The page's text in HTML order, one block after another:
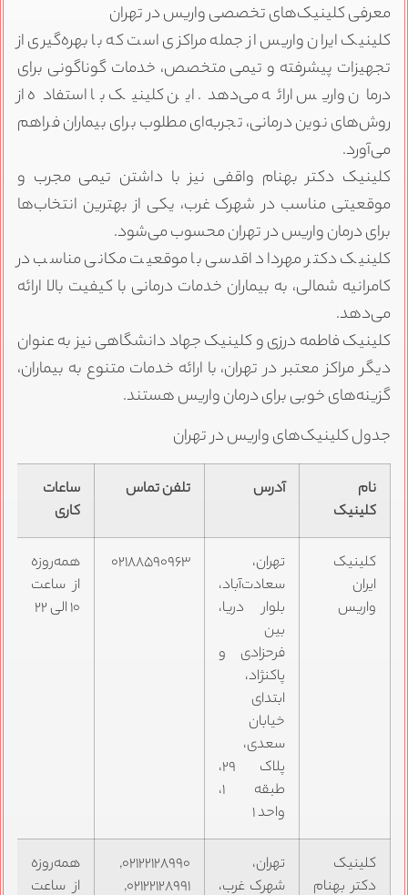
معرفی کلینیک‌های تخصصی واریس در تهران
کلینیک ایران واریس از جمله مراکزی است که با بهره‌گیری از
تجهیزات پیشرفته و تیمی متخصص، خدمات گوناگونی برای
درمان واریس ارائه می‌دهد. این کلینیک با استفاده از
روش‌های نوین درمانی، تجربه‌ای مطلوب برای بیماران فراهم
می‌آورد.
کلینیک دکتر بهنام واقفی نیز با داشتن تیمی مجرب و
موقعیتی مناسب در شهرک غرب، یکی از بهترین انتخاب‌ها
برای درمان واریس در تهران محسوب می‌شود.
کلینیک دکتر مهرداد اقدسی با موقعیت مکانی مناسب در
کامرانیه شمالی، به بیماران خدمات درمانی با کیفیت بالا ارائه
می‌دهد.
کلینیک فاطمه درزی و کلینیک جهاد دانشگاهی نیز به عنوان
دیگر مراکز معتبر در تهران، با ارائه خدمات متنوع به بیماران،
گزینه‌های خوبی برای درمان واریس هستند.
جدول کلینیک‌های واریس در تهران
نام
کلینیک
آدرس تلفن تماس
ساعات
کاری
کلینیک
ایران
واریس
تهران،
سعادت‌آباد،
بلوار دریا،
بین
فرحزادی و
پاکنژاد،
ابتدای
خیابان
سعدی،
پلاک ۲۹،
طبقه ۱،
واحد ۱
۰۲۱۸۸۵۹۰۹۶۳
همه‌روزه
از ساعت
۱۰ الی ۲۲
کلینیک
دکتر بهنام
تهران،
شهرک غرب،
۰۲۱۲۲۱۲۸۹۹۰,
۰۲۱۲۲۱۲۸۹۹۱,
همه‌روزه
از ساعت